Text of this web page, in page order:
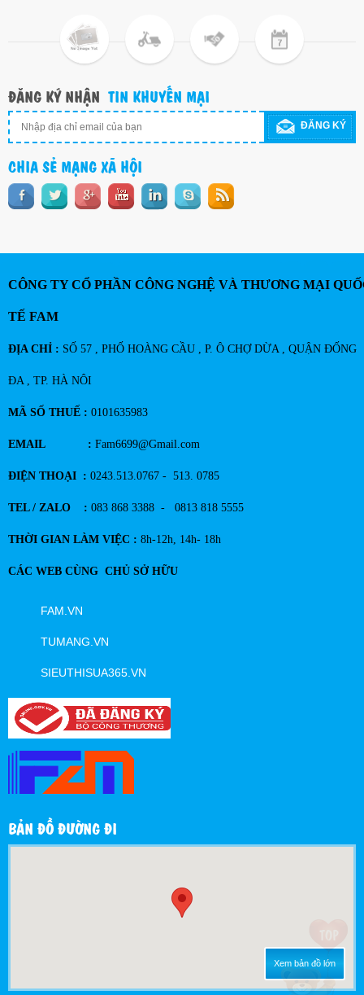
ĐĂNG KÝ NHẬN TIN KHUYẾN MẠI
ĐĂNG KÝ
CHIA SẺ MẠNG XÃ HỘI
CÔNG TY CỔ PHẦN CÔNG NGHỆ VÀ THƯƠNG MẠI
TẾ FAM
ĐỊA CHỈ : SỐ 57 , PHỐ HOÀNG CẦU , P. Ô CHỢ DỪA , QUẬN ĐỐNG
ĐA , TP. HÀ NÔI
MÃ SỐ THUẾ : 0101635983
EMAIL : Fam6699@Gmail.com
ĐIỆN THOẠI : 0243.513.0767 - 513. 0785
TEL / ZALO : 083 868 3388 - 0813 818 5555
THỜI GIAN LÀM VIỆC : 8h-12h, 14h- 18h
CÁC WEB CÙNG CHỦ SỞ HỮU
FAM.VN
TUMANG.VN
SIEUTHISUA365.VN
BẢN ĐỒ ĐƯỜNG ĐI
Xem bản đồ lớn